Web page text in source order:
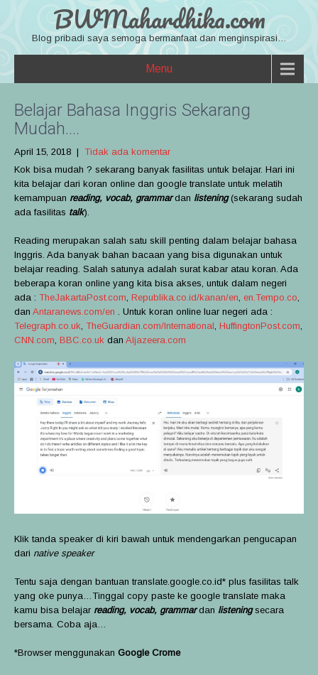
BWMahardhika.com
Blog pribadi saya semoga bermanfaat dan menginspirasi…
Menu
Belajar Bahasa Inggris Sekarang
Mudah….
April 15, 2018 | Tidak ada komentar
Kok bisa mudah ? sekarang banyak fasilitas untuk belajar. Hari ini
kita belajar dari koran online dan google translate untuk melatih
kemampuan reading, vocab, grammardan listening(sekarang sudah
ada fasilitas talk).
Reading merupakan salah satu skill penting dalam belajar bahasa
Inggris. Ada banyak bahan bacaan yang bisa digunakan untuk
belajar reading. Salah satunya adalah surat kabar atau koran. Ada
beberapa koran online yang kita bisa akses, untuk dalam negeri
ada : TheJakartaPost.com, Republika.co.id/kanan/en, en.Tempo.co,
dan Antaranews.com/en . Untuk koran online luar negeri ada :
Telegraph.co.uk, TheGuardian.com/International, HuffingtonPost.com,
CNN.com, BBC.co.uk dan Aljazeera.com
Klik tanda speaker di kiri bawah untuk mendengarkan pengucapan
dari native speaker
Tentu saja dengan bantuan translate.google.co.id* plus fasilitas talk
yang oke punya…Tinggal copy paste ke google translate maka
kamu bisa belajar reading, vocab, grammardan listeningsecara
bersama. Coba aja…
*Browser menggunakan Google Crome